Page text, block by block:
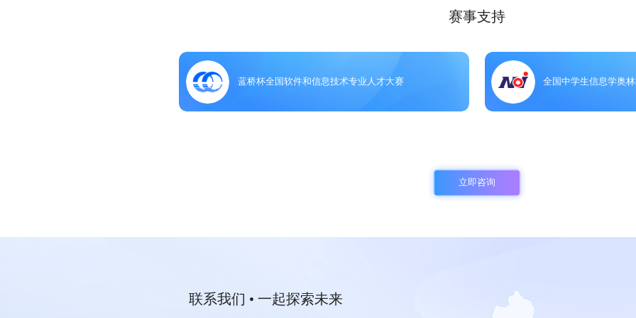
赛事支持
蓝桥杯全国软件和信息技术专业人才大赛 全国中学生信息学奥
立即咨询
联系我们 • 一起探索未来